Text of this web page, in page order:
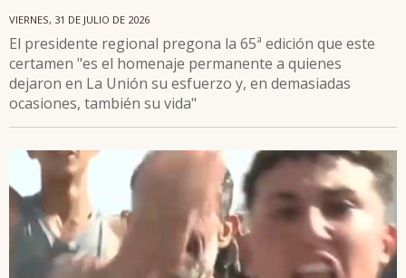
VIERNES, 31 DE JULIO DE 2026
El presidente regional pregona la 65ª edición que este
certamen "es el homenaje permanente a quienes
dejaron en La Unión su esfuerzo y, en demasiadas
ocasiones, también su vida"